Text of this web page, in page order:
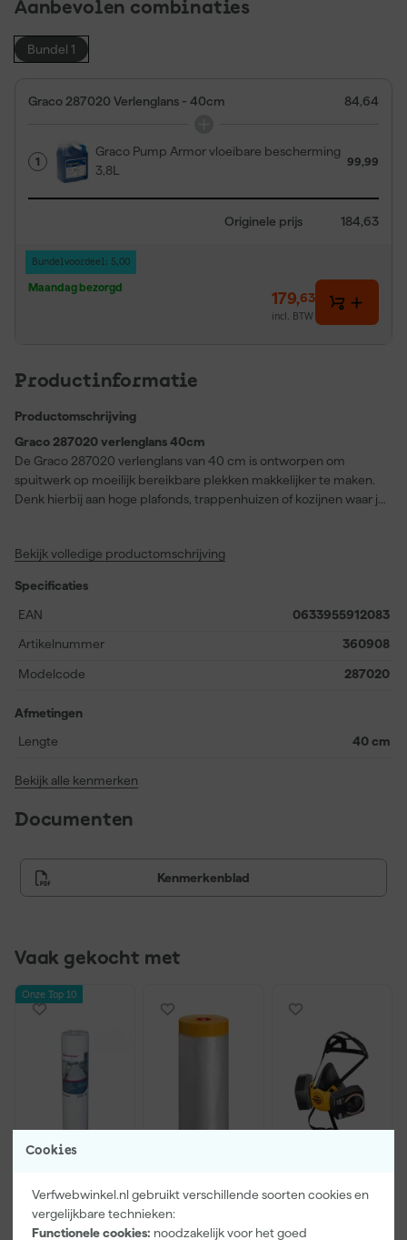
Cookies
Verfwebwinkel.nl gebruikt verschillende soorten cookies en
vergelijkbare technieken:
Functionele cookies: noodzakelijk voor het goed
Aanbevolen combinaties
Bundel 1
Graco 287020 Verlenglans - 40cm 84,64
1
Graco Pump Armor vloeibare bescherming
3,8L
99,99
Originele prijs 184,63
Bundelvoordeel: 5,00
Maandag bezorgd
179,63
incl. BTW
Productinformatie
Productomschrijving
Graco 287020 verlenglans 40cm
De Graco 287020 verlenglans van 40 cm is ontworpen om
spuitwerk op moeilijk bereikbare plekken makkelijker te maken.
Denk hierbij aan hoge plafonds, trappenhuizen of kozijnen waar je
voor gebruik met een RAC X spuittiphouder, waardoor je
maximale werkdruk van 248 bar is hij inzetbaar voor
uiteenlopende toepassingen. De stevige constructie zorgt voor
werken, ook op grotere hoogte.
Bekijk volledige productomschrijving
Specificaties
EAN
0633955912083
Artikelnummer 360908
Modelcode 287020
Afmetingen
Lengte
40 cm
Bekijk alle kenmerken
Documenten
Kenmerkenblad
Vaak gekocht met
Onze Top 10
900276 Basic
Zelfklevend
Afdekvlies -
3888-27
Masker met
Washi Tape -
DXIR1HMMA2
Lichtgewicht